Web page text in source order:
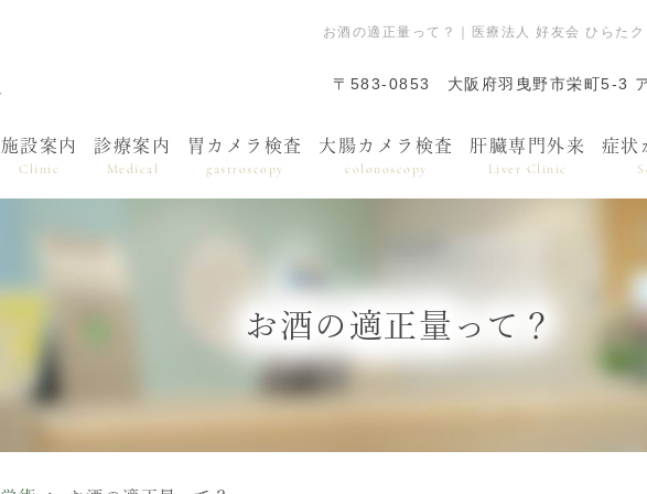
お酒の適正量って？｜医療法人 好友会 ひらた
〒583-0853 大阪府羽曳野市栄町5-3
施設案内
Clinic
診療案内
Medical
胃カメラ検査
gastroscopy
大腸カメラ検査
colonoscopy
肝臓専門外来
Liver Clinic
症状
お酒の適正量って？